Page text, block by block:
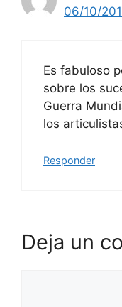
06/10/
Es fabuloso
sobre los
Guerra
los
Responder
Deja un